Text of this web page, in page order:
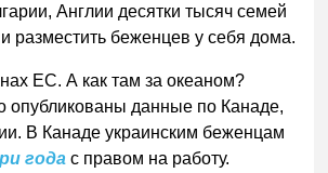
Англии десятки тысяч семей
разместить беженцев у себя дома.
ЕС. А как там за океаном?
опубликованы данные по Канаде,
В Канаде украинским беженцам
года с правом на работу.